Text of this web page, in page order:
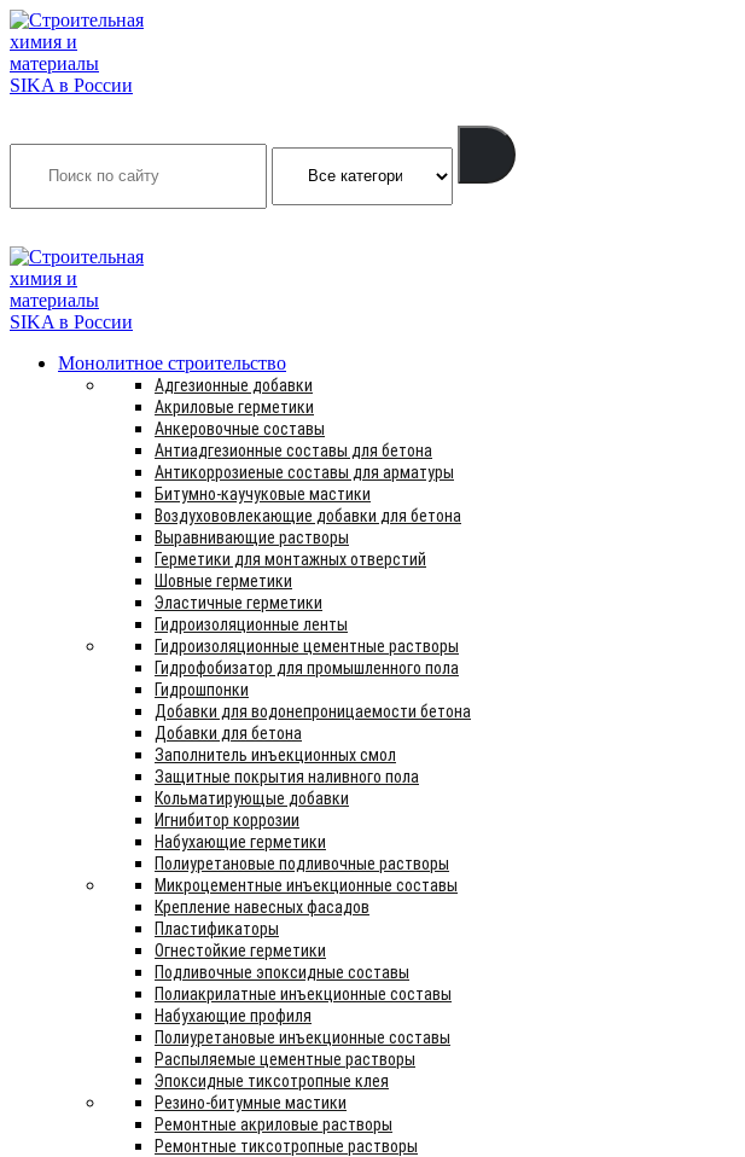
Монолитное строительство
Адгезионные добавки
Акриловые герметики
Анкеровочные составы
Антиадгезионные составы для бетона
Антикоррозиеные составы для арматуры
Битумно-каучуковые мастики
Воздухововлекающие добавки для бетона
Выравнивающие растворы
Герметики для монтажных отверстий
Шовные герметики
Эластичные герметики
Гидроизоляционные ленты
Гидроизоляционные цементные растворы
Гидрофобизатор для промышленного пола
Гидрошпонки
Добавки для водонепроницаемости бетона
Добавки для бетона
Заполнитель инъекционных смол
Защитные покрытия наливного пола
Кольматирующые добавки
Игнибитор коррозии
Набухающие герметики
Полиуретановые подливочные растворы
Микроцементные инъекционные составы
Крепление навесных фасадов
Пластификаторы
Огнестойкие герметики
Подливочные эпоксидные составы
Полиакрилатные инъекционные составы
Набухающие профиля
Полиуретановые инъекционные составы
Распыляемые цементные растворы
Эпоксидные тиксотропные клея
Резино-битумные мастики
Ремонтные акриловые растворы
Ремонтные тиксотропные растворы